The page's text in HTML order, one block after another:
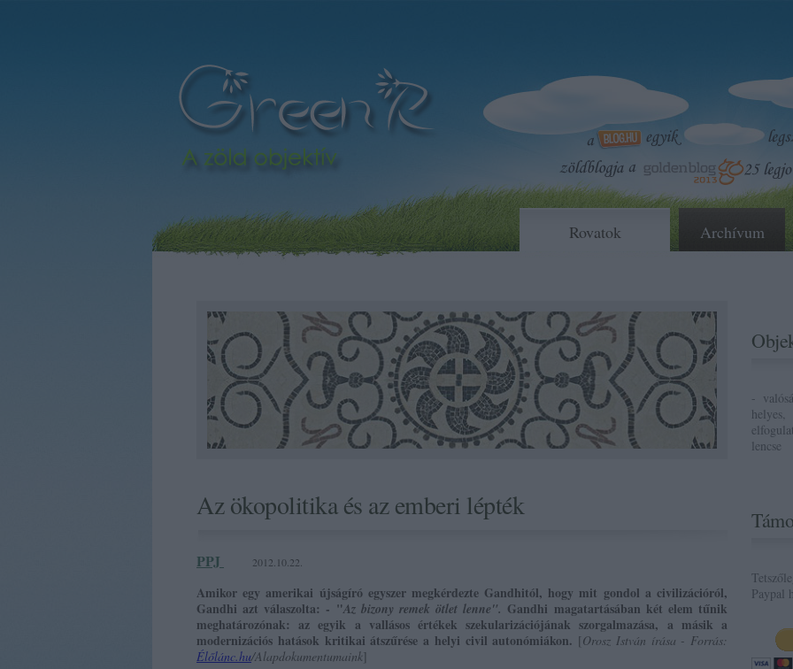
Archívum
Rovatok
Az ökopolitika és az emberi lépték
PPJ 2012.10.22.
Amikor egy amerikai újságíró egyszer megkérdezte Gandhitól, hogy mit gondol a civilizációról,
Gandhi azt válaszolta: - "Az bizony remek ötlet lenne". Gandhi magatartásában két elem tűnik
meghatározónak: az egyik a vallásos értékek szekularizációjának szorgalmazása, a másik a
modernizációs hatások kritikai átszűrése a helyi civil autonómiákon. [Orosz István írása - Forrás:
Élőlánc.hu/Alapdokumentumaink]
-
lencse
Paypal